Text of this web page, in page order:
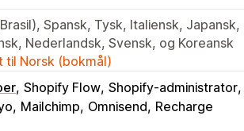
Spansk, Tysk, Italiensk, Japansk,
Nederlandsk, Svensk, og Koreansk
til Norsk (bokmål)
Shopify Flow Shopify-administrator
Mailchimp Omnisend Recharge